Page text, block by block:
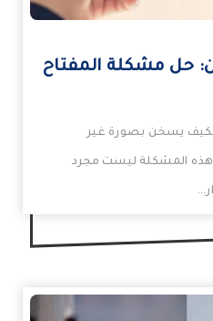
حل مشكلة المفتاح
يسخن بصورة غير
هذه المشكلة ليست مجرد